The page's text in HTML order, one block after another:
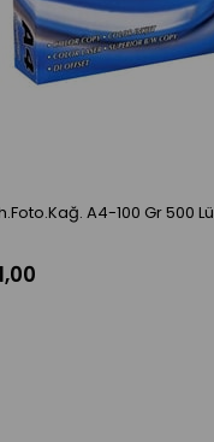
A4-100 Gr 500 Lü